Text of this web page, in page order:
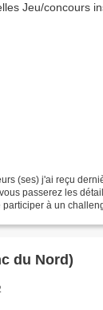
(ses) j'ai reçu
passerez les
à un
du Nord)